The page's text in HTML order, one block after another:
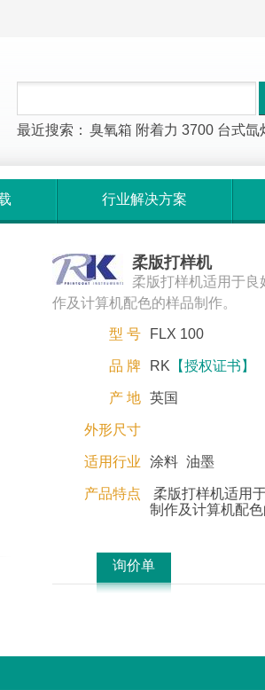
最近搜索： 臭氧箱 附着力 3700 台式氙
行业解决方案
柔版打样机
柔版打样机适用于良
作及计算机配色的样品制作。
型 号 FLX 100
品 牌 RK 【授权证书】
产 地 英国
外形尺寸
适用行业 涂料 油墨
产品特点
柔版打样机适用
制作及计算机配色
询价单